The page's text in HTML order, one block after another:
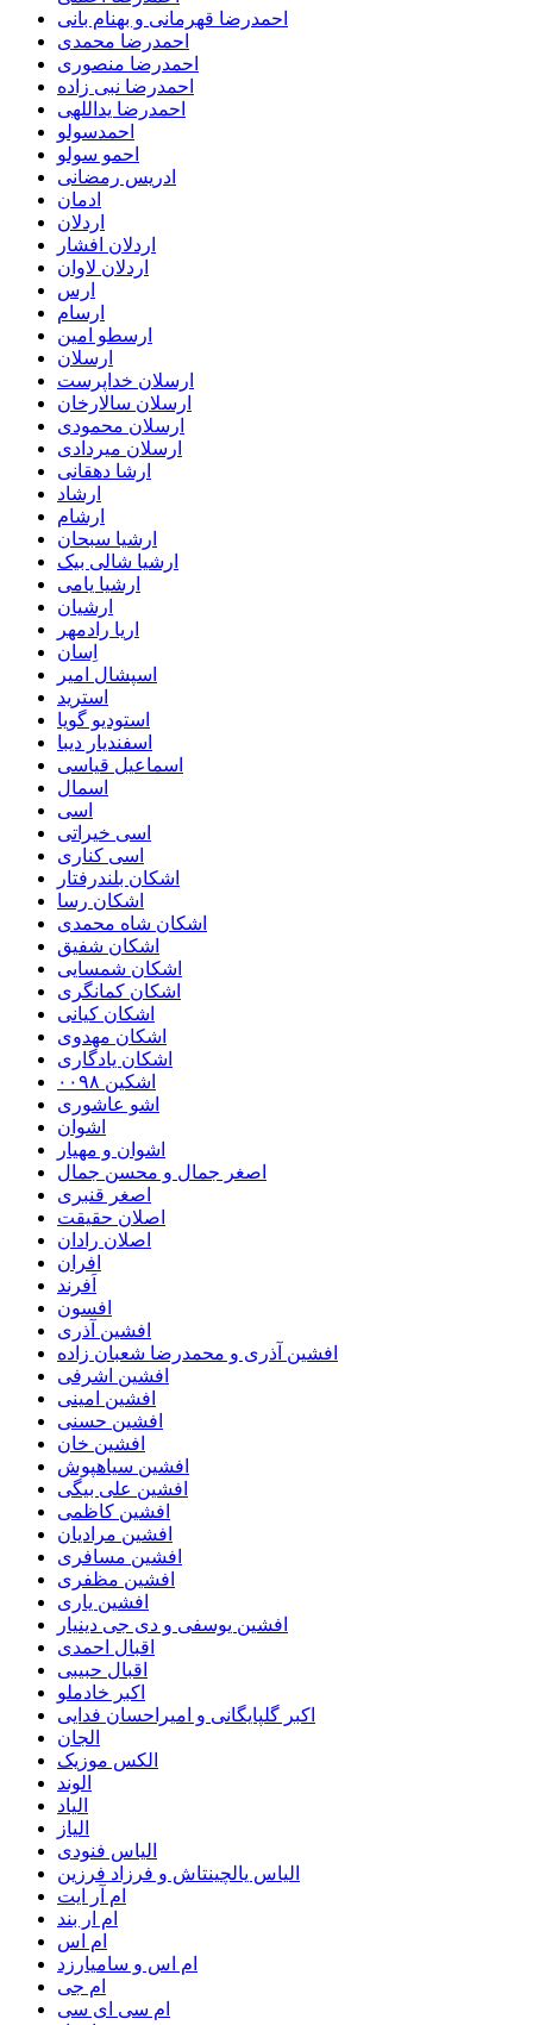
احمدرضا قهرمانی و بهنام بانی
احمدرضا محمدی
احمدرضا منصوری
احمدرضا نبی زاده
احمدرضا یداللهی
احمدسولو
احمو سولو
ادریس رمضانی
ادمان
اردلان
اردلان افشار
اردلان لاوان
ارس
ارسام
ارسطو امین
ارسلان
ارسلان خداپرست
ارسلان سالارخان
ارسلان محمودی
ارسلان میردادی
ارشا دهقانی
ارشاد
ارشام
ارشیا سبحان
ارشیا شالی بیک
ارشیا یامی
ارشیان
اریا رادمهر
اِسان
اسپشال امیر
استرید
استودیو گویا
اسفندیار دیبا
اسماعیل قیاسی
اسمال
اسی
اسی خیراتی
اسی کناری
اشکان بلندرفتار
اشکان رسا
اشکان شاه محمدی
اشکان شفیق
اشکان شمسایی
اشکان‌ کمانگری
اشکان کیانی
اشکان مهدوی
اشکان یادگاری
اشکین ۰۰۹۸
اشو عاشوری
اشوان
اشوان و مهیار
اصغر جمال و محسن جمال
اصغر قنبری
اصلان حقیقت
اصلان رادان
افران
اَفرند
افسون
افشین آذری
افشین آذری و محمدرضا شعبان زاده
افشین اشرفی
افشین امینی
افشین حسنی
افشین خان
افشین سیاهپوش
افشین علی بیگی
افشین کاظمی
افشین مرادیان
افشین مسافری
افشین مظفری
افشین یاری
افشین یوسفی و دی جی دینیار
اقبال احمدی
اقبال حبیبی
اکبر خادملو
اکبر گلپایگانی و امیراحسان فدایی
الجان
الکس موزیک
الوند
الیاد
الیاز
الیاس فنودی
الیاس یالچینتاش و فرزاد فرزین
ام آر ایت
ام‌ ار بند
ام اس
ام اس و سامیارزد
ام جی
ام سی ای سی